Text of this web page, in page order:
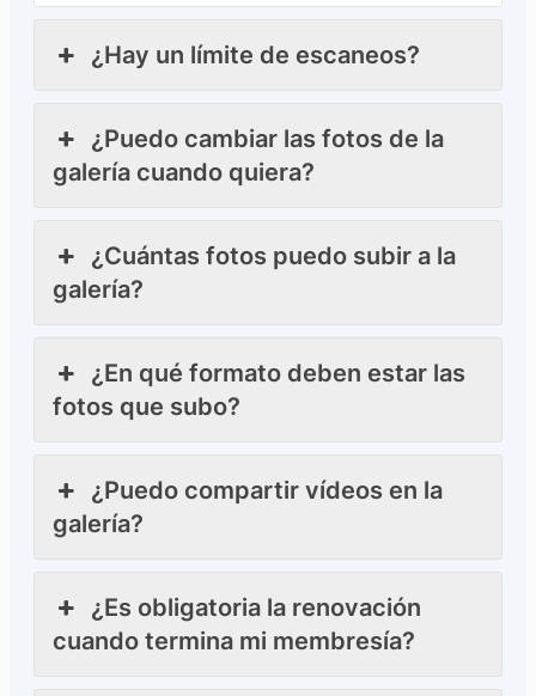
¿Hay un límite de escaneos?
¿Puedo cambiar las fotos de la
galería cuando quiera?
¿Cuántas fotos puedo subir a la
galería?
¿En qué formato deben estar las
fotos que subo?
¿Puedo compartir vídeos en la
galería?
¿Es obligatoria la renovación
cuando termina mi membresía?